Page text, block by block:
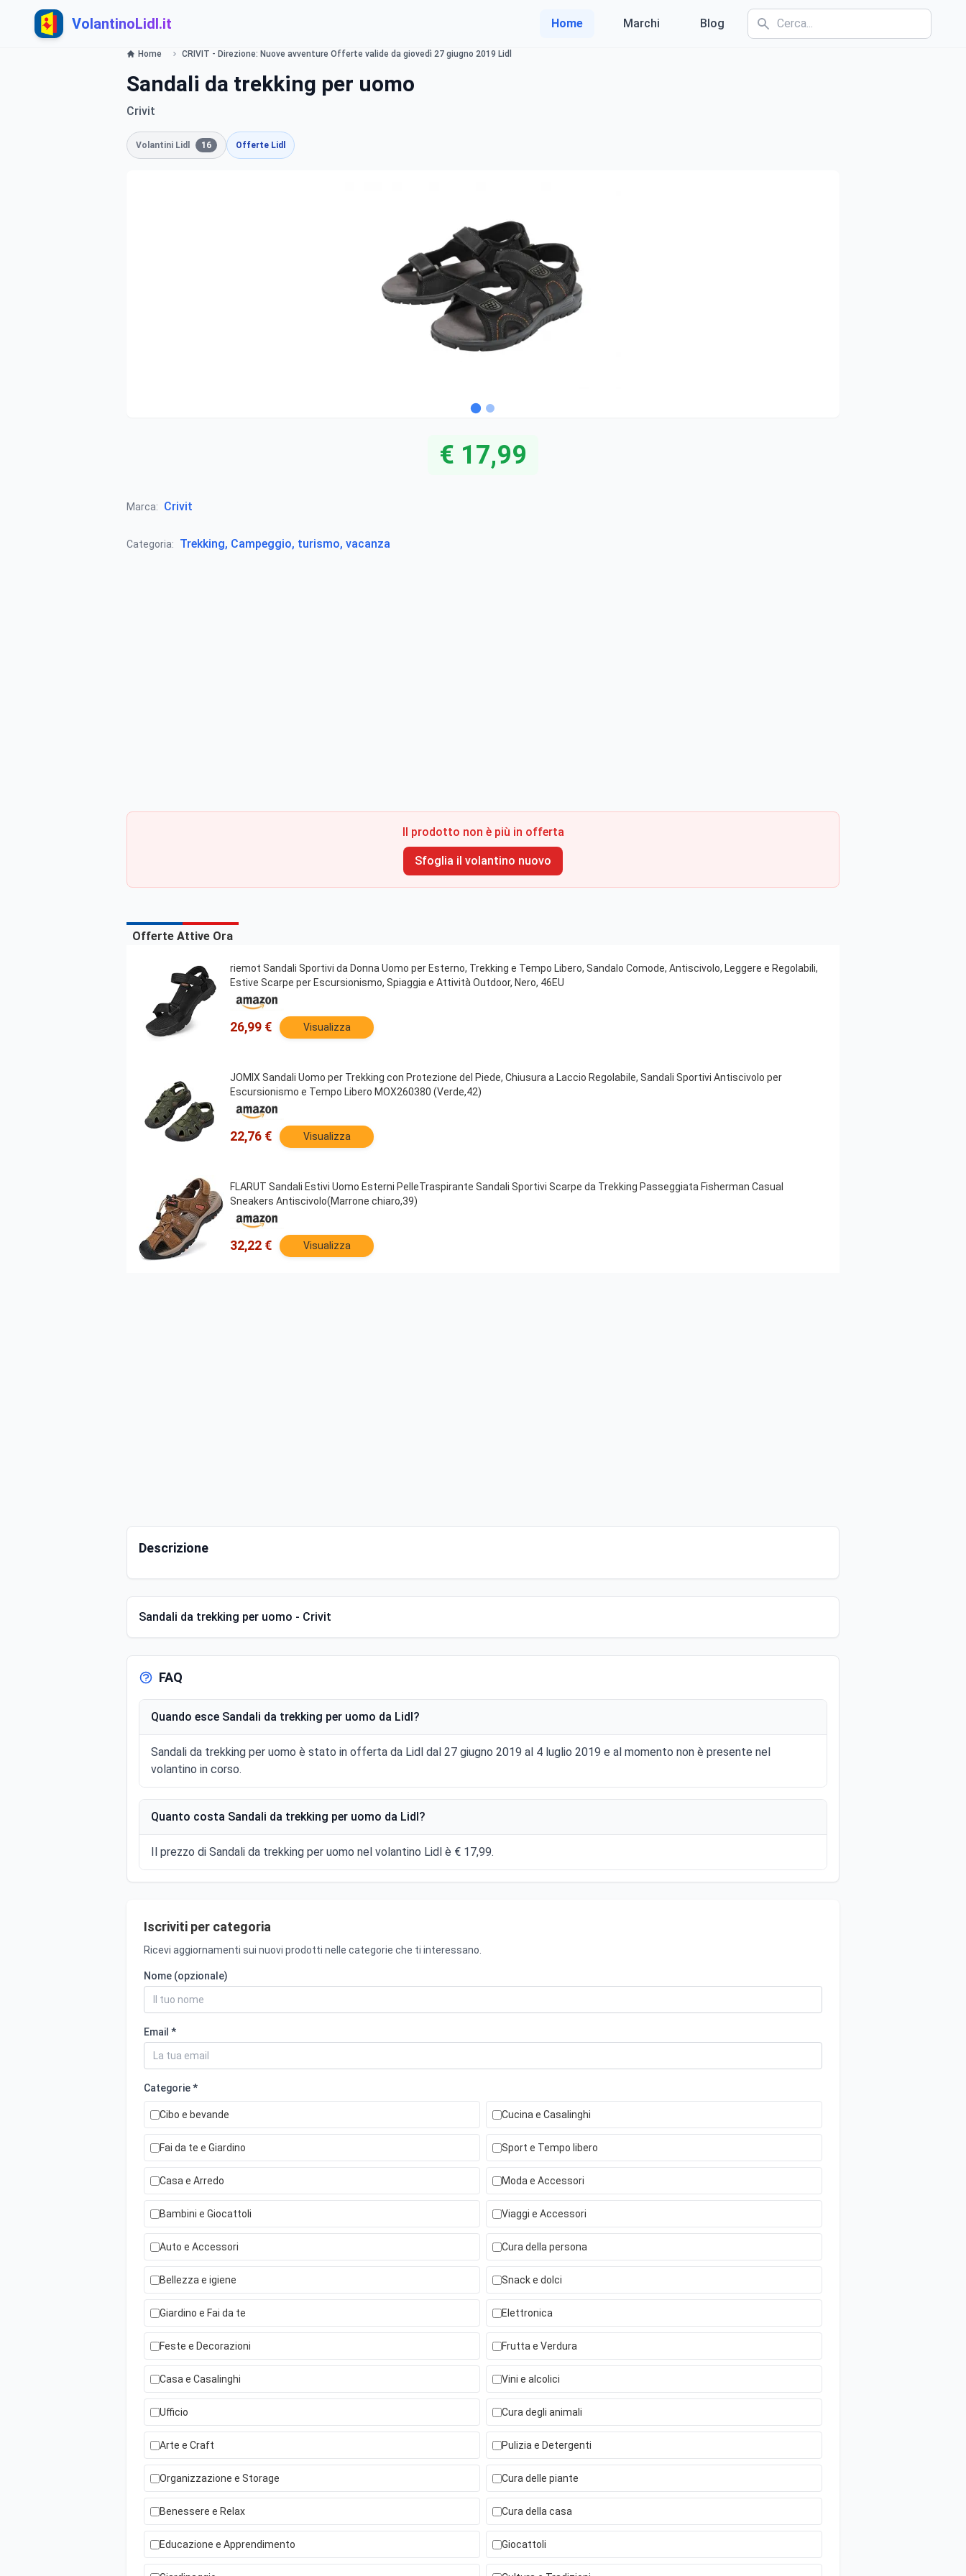
VolantinoLidl.it Home Marchi Blog
Home CRIVIT - Direzione: Nuove avventure Offerte valide da giovedì 27 giugno 2019 Lidl
Sandali da trekking per uomo
Crivit
Volantini Lidl 16 Offerte Lidl
€ 17,99
Marca: Crivit
Categoria: Trekking, Campeggio, turismo, vacanza
Il prodotto non è più in offerta
Sfoglia il volantino nuovo
Offerte Attive Ora
riemot Sandali Sportivi da Donna Uomo per Esterno, Trekking e Tempo Libero, Sandalo Comode, Antiscivolo, Leggere e Regolabili,
Estive Scarpe per Escursionismo, Spiaggia e Attività Outdoor, Nero, 46EU
26,99 € Visualizza
JOMIX Sandali Uomo per Trekking con Protezione del Piede, Chiusura a Laccio Regolabile, Sandali Sportivi Antiscivolo per
Escursionismo e Tempo Libero MOX260380 (Verde,42)
22,76 € Visualizza
FLARUT Sandali Estivi Uomo Esterni PelleTraspirante Sandali Sportivi Scarpe da Trekking Passeggiata Fisherman Casual
Sneakers Antiscivolo(Marrone chiaro,39)
32,22 € Visualizza
Descrizione
Sandali da trekking per uomo - Crivit
FAQ
Quando esce Sandali da trekking per uomo da Lidl?
Sandali da trekking per uomo è stato in offerta da Lidl dal 27 giugno 2019 al 4 luglio 2019 e al momento non è presente nel
volantino in corso.
Quanto costa Sandali da trekking per uomo da Lidl?
Il prezzo di Sandali da trekking per uomo nel volantino Lidl è € 17,99.
Iscriviti per categoria
Ricevi aggiornamenti sui nuovi prodotti nelle categorie che ti interessano.
Nome (opzionale)
Email *
Categorie *
Cibo e bevande Cucina e Casalinghi
Fai da te e Giardino Sport e Tempo libero
Casa e Arredo Moda e Accessori
Bambini e Giocattoli Viaggi e Accessori
Auto e Accessori Cura della persona
Bellezza e igiene Snack e dolci
Giardino e Fai da te Elettronica
Feste e Decorazioni Frutta e Verdura
Casa e Casalinghi Vini e alcolici
Ufficio Cura degli animali
Arte e Craft Pulizia e Detergenti
Organizzazione e Storage Cura delle piante
Benessere e Relax Cura della casa
Educazione e Apprendimento Giocattoli